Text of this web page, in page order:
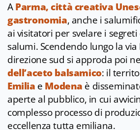
AParma, città creativa
gastronomia, anche i
ai visitatori per svelare i
salumi. Scendendo lungo la
direzione sud si approda poi
dell’aceto balsamico: il
Emilia e Modena è
aperte al pubblico, in cui
complesso processo di
eccellenza tutta emiliana.